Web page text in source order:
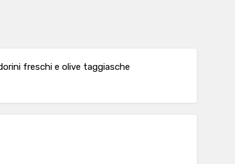
freschi e olive taggiasche